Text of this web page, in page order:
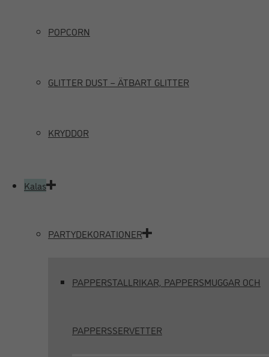
POPCORN
GLITTER DUST – ÄTBART GLITTER
KRYDDOR
Kalas
PARTYDEKORATIONER
PAPPERSTALLRIKAR, PAPPERSMUGGAR OCH
PAPPERSSERVETTER